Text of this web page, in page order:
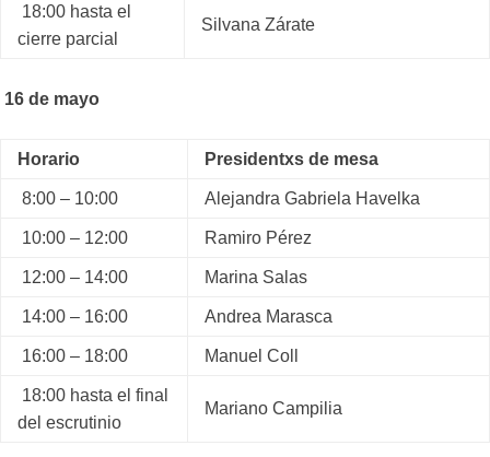
18:00 hasta el
cierre parcial
Silvana Zárate
16 de mayo
Horario Presidentxs de mesa
8:00 – 10:00 Alejandra Gabriela Havelka
10:00 – 12:00 Ramiro Pérez
12:00 – 14:00 Marina Salas
14:00 – 16:00 Andrea Marasca
16:00 – 18:00 Manuel Coll
18:00 hasta el final
del escrutinio
Mariano Campilia